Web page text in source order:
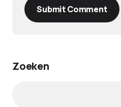
Submit Comment
Zoeken